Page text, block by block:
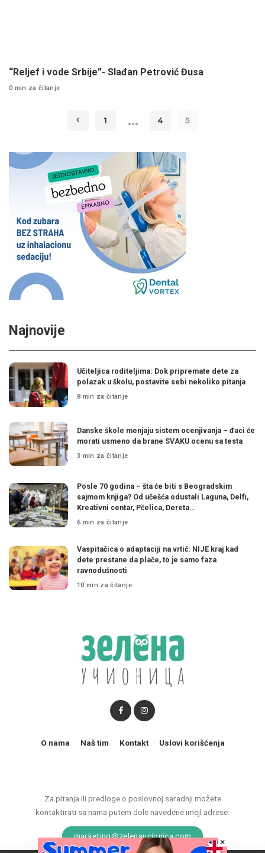
“Reljef i vode Srbije”- Slađan Petrović Đusa
0 min za čitanje
1 … 4 5
Najnovije
Učiteljica roditeljima: Dok pripremate dete za
polazak u školu, postavite sebi nekoliko pitanja
8 min za čitanje
Danske škole menjaju sistem ocenjivanja – đaci će
morati usmeno da brane SVAKU ocenu sa testa
3 min za čitanje
Posle 70 godina – šta će biti s Beogradskim
sajmom knjiga? Od učešća odustali Laguna, Delfi,
Kreativni centar, Pčelica, Dereta…
6 min za čitanje
Vaspitačica o adaptaciji na vrtić: NIJE kraj kad
dete prestane da plače, to je samo faza
ravnodušnosti
10 min za čitanje
Za pitanja ili predloge o poslovnoj saradnji možete
kontaktirati sa nama putem dole navedene imejl adrese:
marketing@zelenaucionica.com
O nama Naš tim Kontakt Uslovi korišćenja
×